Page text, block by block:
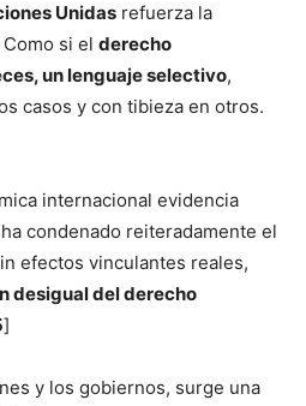
Unidas refuerza la
si el derecho
un lenguaje selectivo,
casos y con tibieza en otros.
internacional evidencia
condenado reiteradamente el
efectos vinculantes reales,
desigual del derecho
]
y los gobiernos, surge una